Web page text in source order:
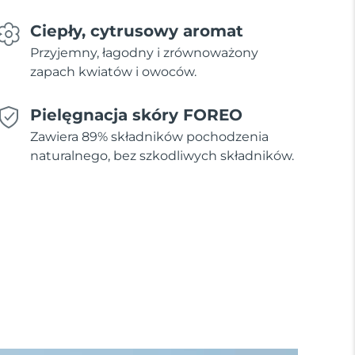
Ciepły, cytrusowy aromat
Przyjemny, łagodny i zrównoważony
zapach kwiatów i owoców.
Pielęgnacja skóry FOREO
Zawiera 89% składników pochodzenia
naturalnego, bez szkodliwych składników.